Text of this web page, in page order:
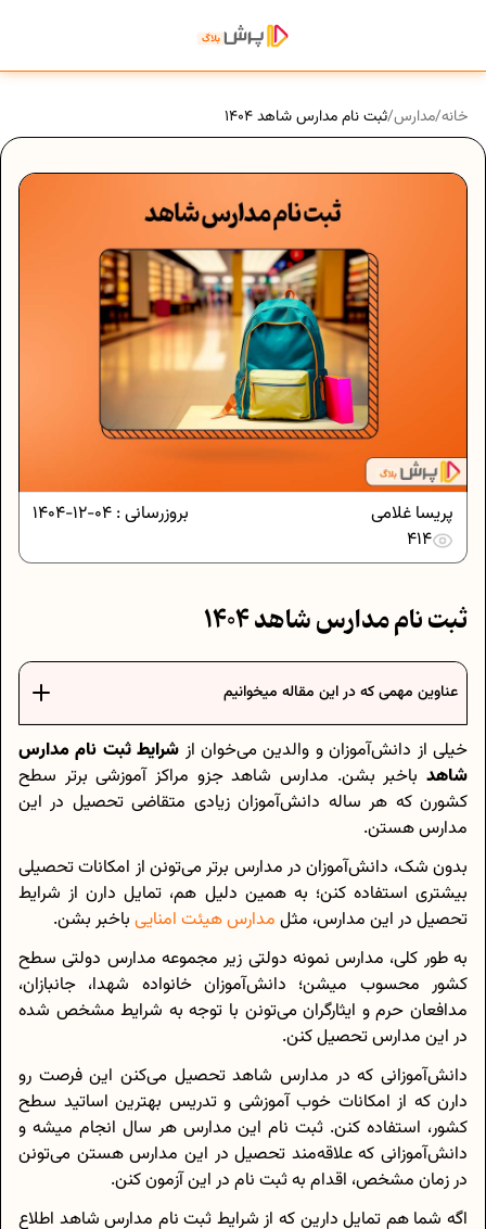
خانه/مدارس/ثبت نام مدارس شاهد 1404
بروزرسانی : 04-12-1404
پریسا غلامی
414
ثبت نام مدارس شاهد 1404
عناوین مهمی که در این مقاله میخوانیم
خیلی از دانش‌آموزان و والدین می‌خوان از شرایط ثبت نام مدارس
شاهد باخبر بشن. مدارس شاهد جزو مراکز آموزشی برتر سطح
کشورن که هر ساله دانش‌آموزان زیادی متقاضی تحصیل در این
مدارس هستن.
بدون شک، دانش‌آموزان در مدارس برتر می‌تونن از امکانات تحصیلی
بیشتری استفاده کنن؛ به همین دلیل هم، تمایل دارن از شرایط
تحصیل در این مدارس، مثل مدارس هیئت امنایی باخبر بشن.
به طور کلی، مدارس نمونه دولتی زیر مجموعه مدارس دولتی سطح
کشور محسوب میشن؛ دانش‌آموزان خانواده شهدا، جانبازان،
مدافعان حرم و ایثارگران می‌تونن با توجه به شرایط مشخص شده
در این مدارس تحصیل کنن.
دانش‌آموزانی که در مدارس شاهد تحصیل می‌کنن این فرصت رو
دارن که از امکانات خوب آموزشی و تدریس بهترین اساتید سطح
کشور، استفاده کنن. ثبت نام این مدارس هر سال انجام میشه و
دانش‌آموزانی که علاقه‌مند تحصیل در این مدارس هستن می‌تونن
در زمان مشخص، اقدام به ثبت نام در این آزمون کنن.
اگه شما هم تمایل دارین که از شرایط ثبت نام مدارس شاهد اطلاع